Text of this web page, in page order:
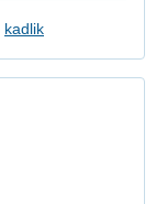
kadlik